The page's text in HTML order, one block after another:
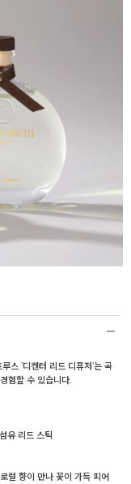
스 '디켄터 리드 디퓨저'는 곡
험할 수 있습니다.
유 리드 스틱
럴 향이 만나 꽃이 가득 피어